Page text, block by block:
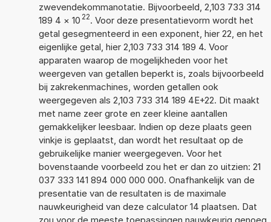
zwevendekommanotatie. Bijvoorbeeld, 2,103 733 314
189 4 × 10 22. Voor deze presentatievorm wordt het
getal gesegmenteerd in een exponent, hier 22, en het
eigenlijke getal, hier 2,103 733 314 189 4. Voor
apparaten waarop de mogelijkheden voor het
weergeven van getallen beperkt is, zoals bijvoorbeeld
bij zakrekenmachines, worden getallen ook
weergegeven als 2,103 733 314 189 4E+22. Dit maakt
met name zeer grote en zeer kleine aantallen
gemakkelijker leesbaar. Indien op deze plaats geen
vinkje is geplaatst, dan wordt het resultaat op de
gebruikelijke manier weergegeven. Voor het
bovenstaande voorbeeld zou het er dan zo uitzien: 21
037 333 141 894 000 000 000. Onafhankelijk van de
presentatie van de resultaten is de maximale
nauwkeurigheid van deze calculator 14 plaatsen. Dat
zou voor de meeste toepassingen nauwkeurig genoeg